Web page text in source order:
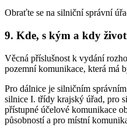
Obraťte se na silniční správní
9. Kde, s kým a kdy
Věcná příslušnost k vydání
pozemní komunikace, která má
Pro dálnice je silničním
silnice I. třídy krajský úřad, pro
přístupné účelové komunikace
působností a pro místní